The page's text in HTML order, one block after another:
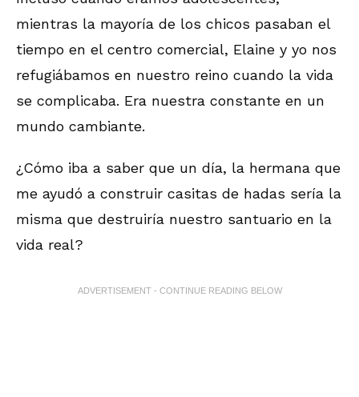
mientras la mayoría de los chicos pasaban el
tiempo en el centro comercial, Elaine y yo nos
refugiábamos en nuestro reino cuando la vida
se complicaba. Era nuestra constante en un
mundo cambiante.
¿Cómo iba a saber que un día, la hermana que
me ayudó a construir casitas de hadas sería la
misma que destruiría nuestro santuario en la
vida real?
ADVERTISEMENT - CONTINUE READING BELOW